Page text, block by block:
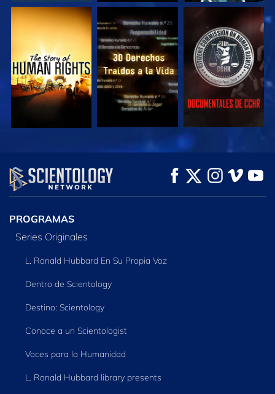
VE VE VE
VE
EXPLORA LAS
SERIES
PROGRAMAS
Series Originales
L. Ronald Hubbard En Su Propia Voz
Dentro de Scientology
Destino: Scientology
Conoce a un Scientologist
Voces para la Humanidad
L. Ronald Hubbard library presents